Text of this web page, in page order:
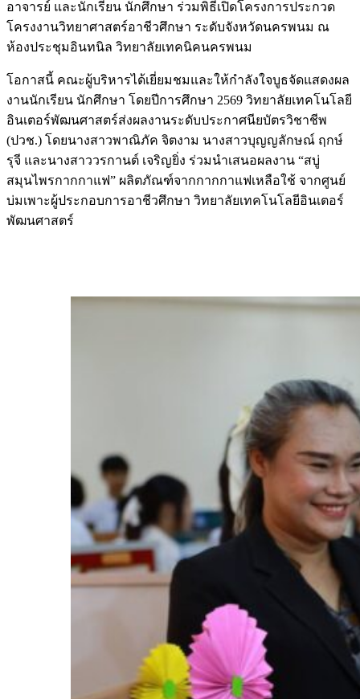
อาจารย์ และนักเรียน นักศึกษา ร่วมพิธีเปิดโครงการประกวด
โครงงานวิทยาศาสตร์อาชีวศึกษา ระดับจังหวัดนครพนม ณ
ห้องประชุมอินทนิล วิทยาลัยเทคนิคนครพนม
โอกาสนี้ คณะผู้บริหารได้เยี่ยมชมและให้กำลังใจบูธจัดแสดงผล
งานนักเรียน นักศึกษา โดยปีการศึกษา 2569 วิทยาลัยเทคโนโลยี
อินเตอร์พัฒนศาสตร์ส่งผลงานระดับประกาศนียบัตรวิชาชีพ
(ปวช.) โดยนางสาวพาณิภัค จิตงาม นางสาวบุญญลักษณ์ ฤกษ์
รุจี และนางสาววรกานต์ เจริญยิ่ง ร่วมนำเสนอผลงาน “สบู่
สมุนไพรกากกาแฟ” ผลิตภัณฑ์จากกากกาแฟเหลือใช้ จากศูนย์
บ่มเพาะผู้ประกอบการอาชีวศึกษา วิทยาลัยเทคโนโลยีอินเตอร์
พัฒนศาสตร์